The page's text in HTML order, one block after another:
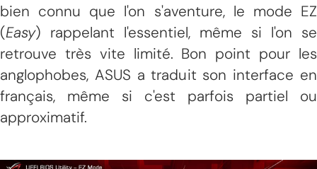
bien connu que l'on s'aventure, le mode EZ
(Easy) rappelant l'essentiel, même si l'on se
retrouve très vite limité. Bon point pour les
anglophobes, ASUS a traduit son interface en
français, même si c'est parfois partiel ou
approximatif.